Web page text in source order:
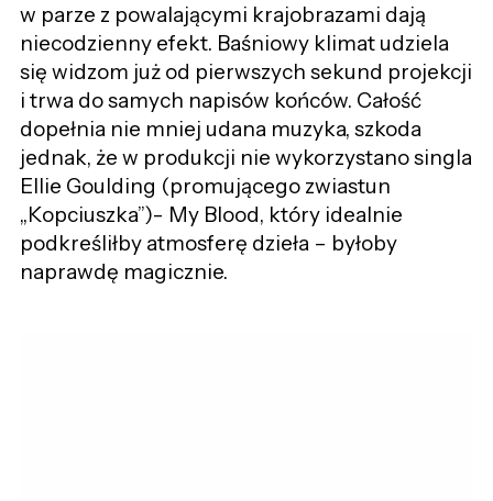
w parze z powalającymi krajobrazami dają
niecodzienny efekt. Baśniowy klimat udziela
się widzom już od pierwszych sekund projekcji
i trwa do samych napisów końców. Całość
dopełnia nie mniej udana muzyka, szkoda
jednak, że w produkcji nie wykorzystano singla
Ellie Goulding (promującego zwiastun
„Kopciuszka”)- My Blood, który idealnie
podkreśliłby atmosferę dzieła – byłoby
naprawdę magicznie.